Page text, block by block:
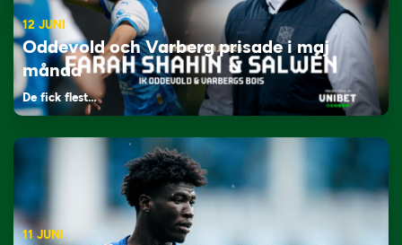
12 JUNI
Oddevold och Varberg prisade i maj
månad
De fick flest…
11 JUNI